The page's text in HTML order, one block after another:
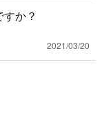
か？
2021/03/20